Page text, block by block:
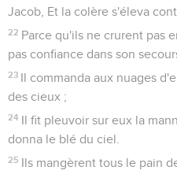
Jacob, Et la colère s'éleva
22 Parce qu'ils ne crurent pas
pas confiance dans son
23 Il commanda aux nuages
des cieux ;
24 Il fit pleuvoir sur eux la
donna le blé du ciel.
25 Ils mangèrent tous le pain